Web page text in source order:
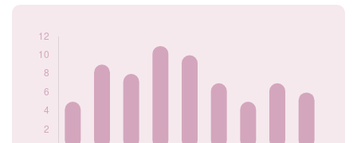
Popularité du
prénom Antonina
par année